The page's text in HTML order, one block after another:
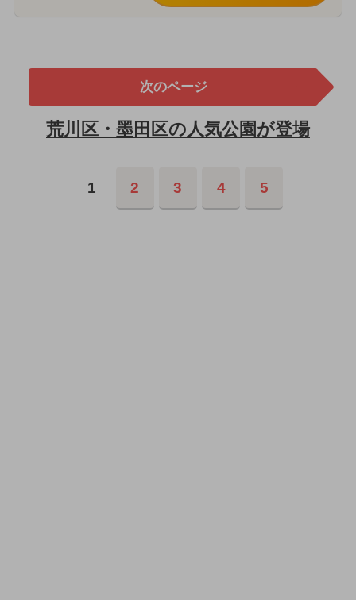
次のページ
荒川区・墨田区の人気公園が登場
1 2 3 4 5